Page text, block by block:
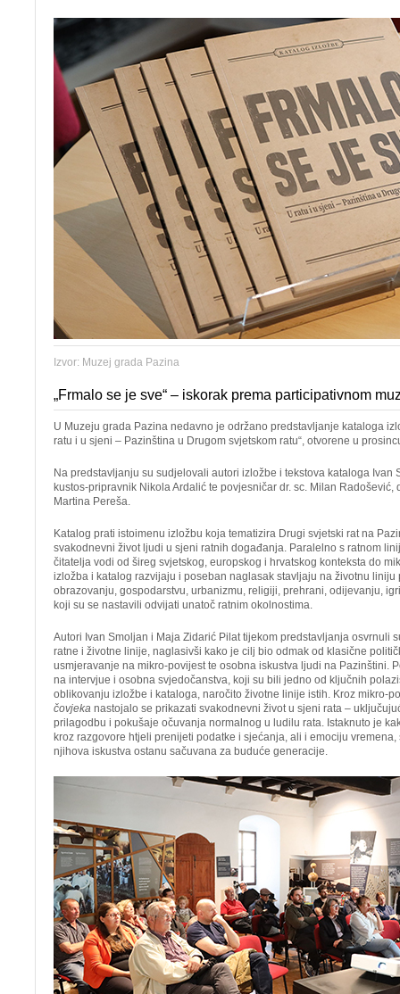
Izvor: Muzej grada Pazina
„Frmalo se je sve“ – iskorak prema participativnom
U Muzeju grada Pazina nedavno je održano predstavljanje kataloga
ratu i u sjeni – Pazinština u Drugom svjetskom ratu“, otvorene u
Na predstavljanju su sudjelovali autori izložbe i tekstova kataloga Ivan
kustos-pripravnik Nikola Ardalić te povjesničar dr. sc. Milan
Martina Pereša.
Katalog prati istoimenu izložbu koja tematizira Drugi svjetski rat na
svakodnevni život ljudi u sjeni ratnih događanja. Paralelno s ratnom
čitatelja vodi od šireg svjetskog, europskog i hrvatskog konteksta do
izložba i katalog razvijaju i poseban naglasak stavljaju na životnu liniju
obrazovanju, gospodarstvu, urbanizmu, religiji, prehrani, odijevanju,
koji su se nastavili odvijati unatoč ratnim okolnostima.
Autori Ivan Smoljan i Maja Zidarić Pilat tijekom predstavljanja osvrnuli
ratne i životne linije, naglasivši kako je cilj bio odmak od klasične
usmjeravanje na mikro-povijest te osobna iskustva ljudi na Pazinštini.
na intervjue i osobna svjedočanstva, koji su bili jedno od ključnih
oblikovanju izložbe i kataloga, naročito životne linije istih. Kroz mikro-
čovjeka nastojalo se prikazati svakodnevni život u sjeni rata –
prilagodbu i pokušaje očuvanja normalnog u ludilu rata. Istaknuto je
kroz razgovore htjeli prenijeti podatke i sjećanja, ali i emociju
njihova iskustva ostanu sačuvana za buduće generacije.